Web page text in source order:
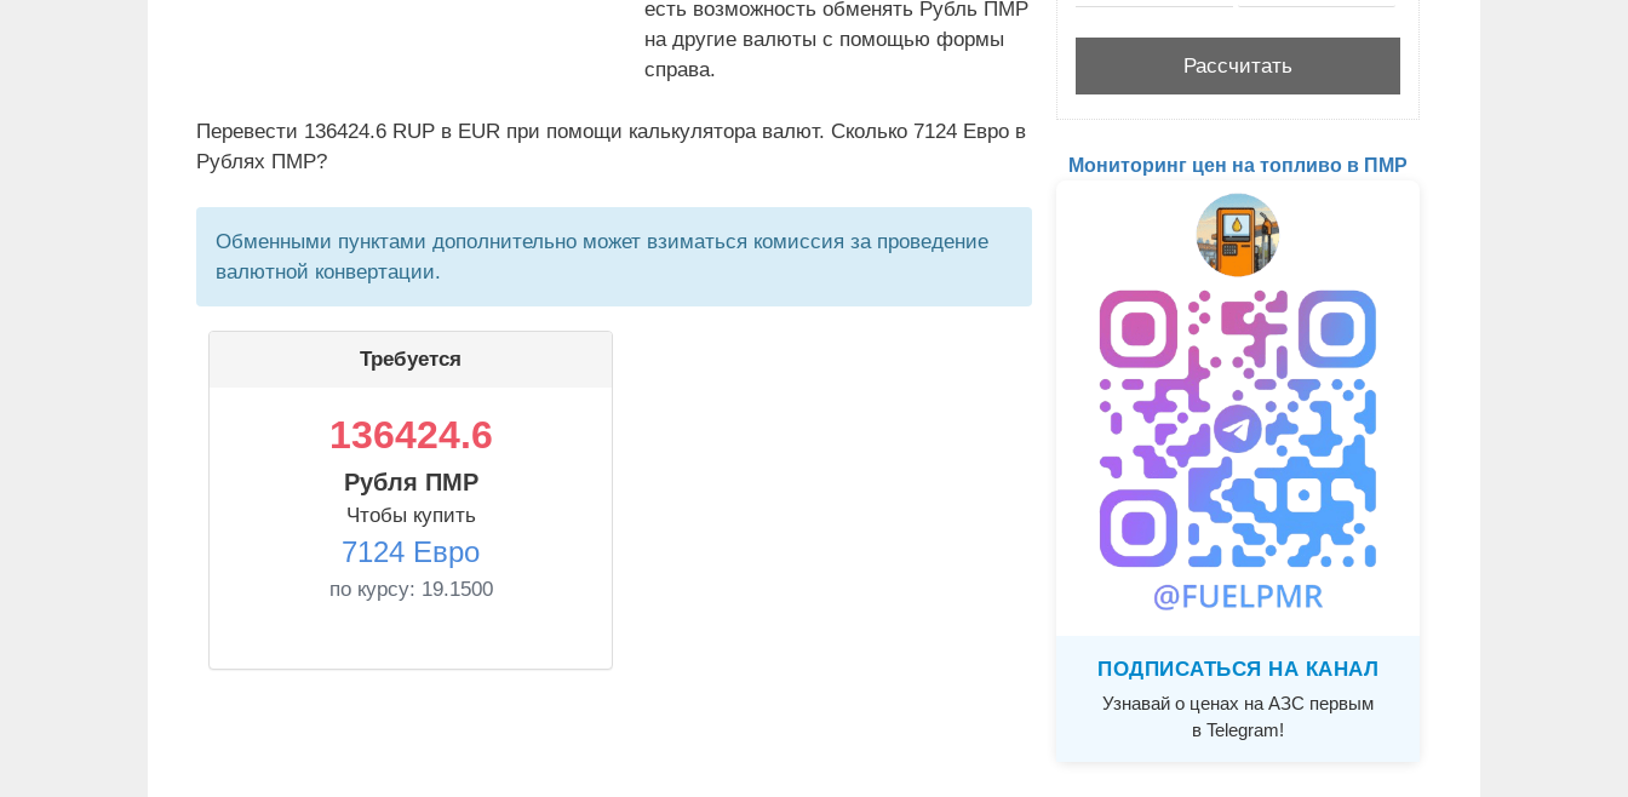
есть возможность обменять Рубль ПМР
на другие валюты с помощью формы
справа.
Перевести 136424.6 RUP в EUR при помощи калькулятора валют. Сколько 7124 Евро в
Рублях ПМР?
Обменными пунктами дополнительно может взиматься комиссия за проведение
валютной конвертации.
Требуется
136424.6
Рубля ПМР
Чтобы купить
7124 Евро
по курсу: 19.1500
Мониторинг цен на топливо в ПМР
ПОДПИСАТЬСЯ НА КАНАЛ
Узнавай о ценах на АЗС первым
в Telegram!